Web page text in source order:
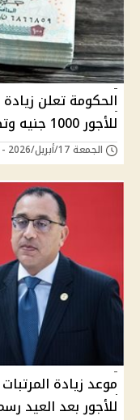
للأجور 1000 جنيه وتطبيقها في يوليو رسميًا
الجمعة 17/أبريل/2026 - 10:11 م
للأجور بعد العيد